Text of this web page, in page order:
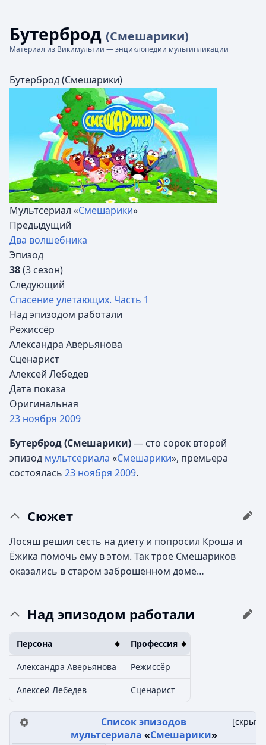
Бутерброд (Смешарики)
Материал из Викимультии — энциклопедии мультипликации
Бутерброд (Смешарики)
Мультсериал «Смешарики»
Предыдущий
Два волшебника
Эпизод
38(3 сезон)
Следующий
Спасение улетающих. Часть 1
Над эпизодом работали
Режиссёр
Александра Аверьянова
Сценарист
Алексей Лебедев
Дата показа
Оригинальная
23 ноября 2009
Бутерброд (Смешарики)— сто сорок второй
эпизод мультсериала «Смешарики», премьера
состоялась 23 ноября 2009.
Сюжет
Лосяш решил сесть на диету и попросил Кроша и
Ёжика помочь ему в этом. Так трое Смешариков
оказались в старом заброшенном доме…
Над эпизодом работали
Персона Профессия
Александра Аверьянова Режиссёр
Алексей Лебедев Сценарист
[скрыть
Список эпизодов
мультсериала «Смешарики»